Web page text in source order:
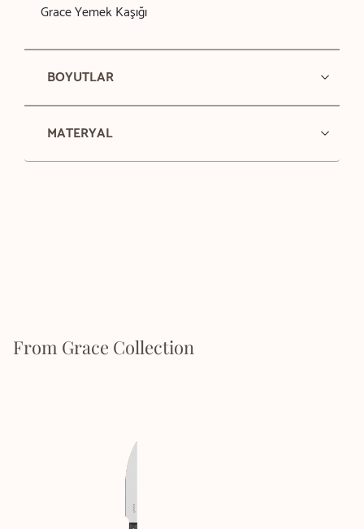
Grace Yemek Kaşığı
BOYUTLAR
MATERYAL
From Grace Collection